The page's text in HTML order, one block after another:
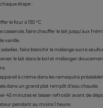
étape :
le four à 130 °C
casserole, faire chauffer le lait jusqu’aux
vanille.
saladier, faire blanchir le mélange sucre-œufs
le lait dans le bol et mélanger
à crème dans les ramequins
dans un grand plat remplit d’eau chaude.
45 minutes et laisser refroidir avant de
pendant au moins 1 heure.